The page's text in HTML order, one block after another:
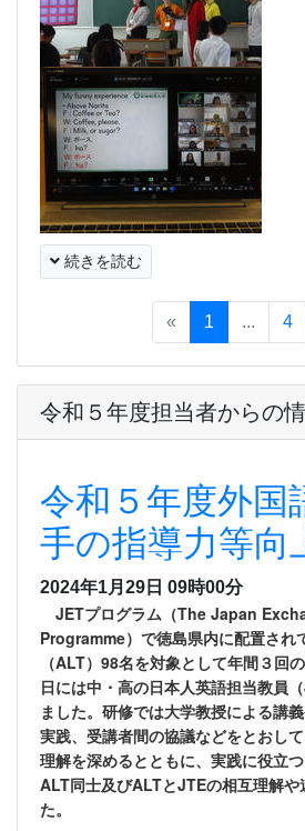
続きを読む
« 1 ... 4
令和５年度担当者からの
令和５年度外国
手の指導力等向
2024年1月29日 09時00分
JETプログラム（The Japan
Programme）で徳島県内に配置され
（ALT）98名を対象として年間３回
日には中・高の日本人英語担当教員
ました。研修では大学教授による講
実践、受講者間の協議などをとおし
理解を深めるとともに、実践に役立つ
ALT同士及びALTとJTEの相互理解や
た。